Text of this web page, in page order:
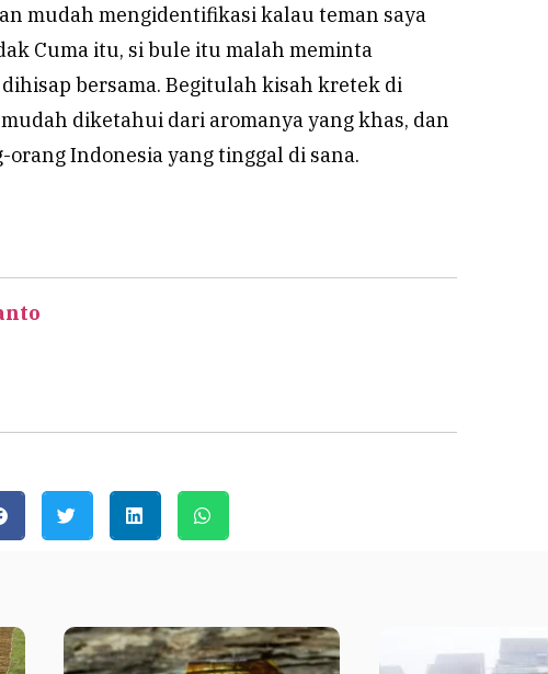
mudah mengidentifikasi kalau teman saya
Cuma itu, si bule itu malah meminta
bersama. Begitulah kisah kretek di
diketahui dari aromanya yang khas, dan
Indonesia yang tinggal di sana.